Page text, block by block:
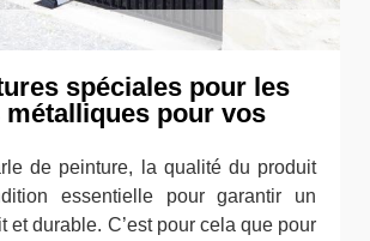
spéciales pour les
métalliques pour vos
de peinture, la qualité du produit
essentielle pour garantir un
et durable. C’est pour cela que pour